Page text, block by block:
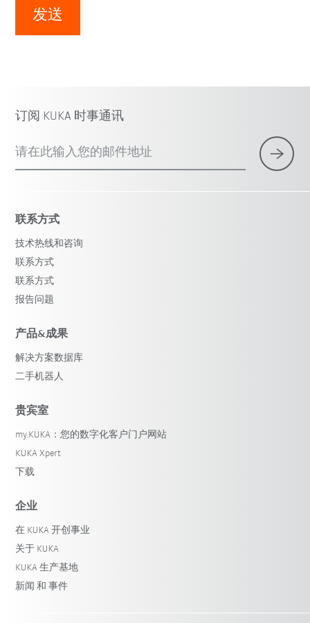
发送
订阅 KUKA 时事通讯
请在此输入您的邮件地址
联系方式
技术热线和咨询
联系方式
联系方式
报告问题
产品&成果
解决方案数据库
二手机器人
贵宾室
my.KUKA：您的数字化客户门户网站
KUKA Xpert
下载
企业
在 KUKA 开创事业
关于 KUKA
KUKA 生产基地
新闻 和 事件